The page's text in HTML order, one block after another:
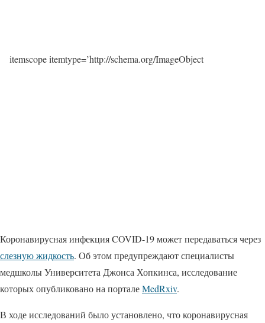
itemscope itemtype=’http://schema.org/ImageObject
Коронавирусная инфекция COVID-19 может передаваться через
слезную жидкость. Об этом предупреждают специалисты
медшколы Университета Джонса Хопкинса, исследование
которых опубликовано на порталеMedRxiv.
В ходе исследований было установлено, что коронавирусная